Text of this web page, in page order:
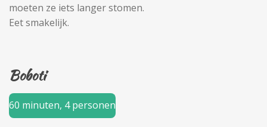
moeten ze iets langer stomen.
Eet smakelijk.
Boboti
60 minuten, 4 personen